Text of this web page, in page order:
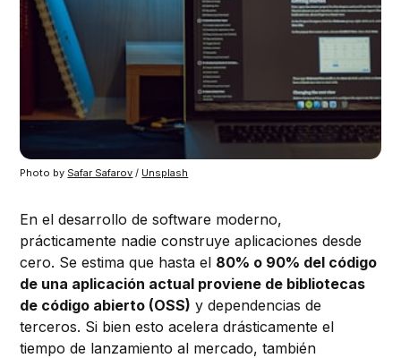
Photo by Safar Safarov / Unsplash
En el desarrollo de software moderno,
prácticamente nadie construye aplicaciones desde
cero. Se estima que hasta el 80% o 90% del código
de una aplicación actual proviene de bibliotecas
de código abierto (OSS) y dependencias de
terceros. Si bien esto acelera drásticamente el
tiempo de lanzamiento al mercado, también